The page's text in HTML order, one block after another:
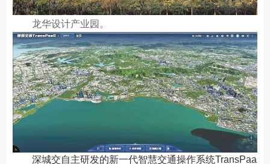
龙华设计产业园。
深城交自主研发的新一代智慧交通操作系统TransPaa